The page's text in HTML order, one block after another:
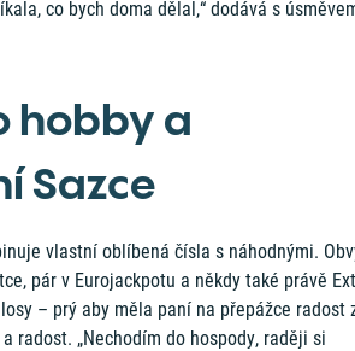
co bych doma dělal,“ dodává s
hobby a
Sazce
vlastní oblíbená čísla s náhodnými.
pár v Eurojackpotu a někdy také právě
– prý aby měla paní na přepážce radost
radost. „Nechodím do hospody, raději si